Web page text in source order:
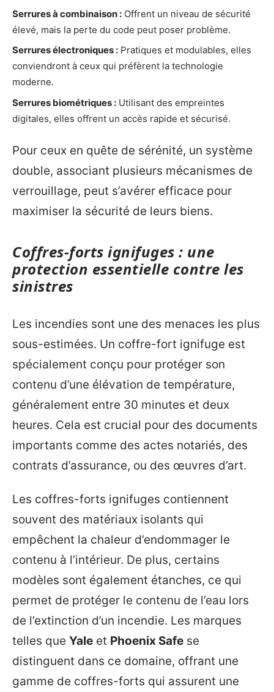
Serrures à combinaison : Offrent un niveau de sécurité
élevé, mais la perte du code peut poser problème.
Serrures électroniques : Pratiques et modulables, elles
conviendront à ceux qui préfèrent la technologie
moderne.
Serrures biométriques : Utilisant des empreintes
digitales, elles offrent un accès rapide et sécurisé.
Pour ceux en quête de sérénité, un système
double, associant plusieurs mécanismes de
verrouillage, peut s’avérer efficace pour
maximiser la sécurité de leurs biens.
Coffres-forts ignifuges : une
protection essentielle contre les
sinistres
Les incendies sont une des menaces les plus
sous-estimées. Un coffre-fort ignifuge est
spécialement conçu pour protéger son
contenu d’une élévation de température,
généralement entre 30 minutes et deux
heures. Cela est crucial pour des documents
importants comme des actes notariés, des
contrats d’assurance, ou des œuvres d’art.
Les coffres-forts ignifuges contiennent
souvent des matériaux isolants qui
empêchent la chaleur d’endommager le
contenu à l’intérieur. De plus, certains
modèles sont également étanches, ce qui
permet de protéger le contenu de l’eau lors
de l’extinction d’un incendie. Les marques
telles que Yale et Phoenix Safe se
distinguent dans ce domaine, offrant une
gamme de coffres-forts qui assurent une